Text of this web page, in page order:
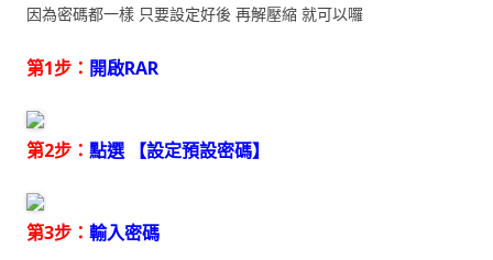
因為密碼都一樣 只要設定好後 再解壓縮 就可以囉
第1步： 開啟RAR
第2步： 點選 【設定預設密碼】
第3步： 輸入密碼